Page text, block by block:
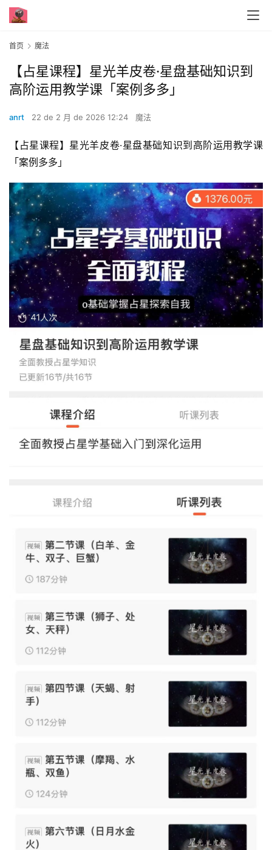
首页 魔法
【占星课程】星光羊皮卷·星盘基础知识到
高阶运用教学课「案例多多」
anrt 22 de 2 月 de 2026 12:24 魔法
【占星课程】星光羊皮卷·星盘基础知识到高阶运用教学课
「案例多多」